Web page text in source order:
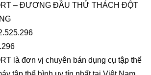
– ĐƯƠNG ĐẦU THỬ THÁCH ĐỘT
là đơn vị chuyên bán dụng cụ tập thể